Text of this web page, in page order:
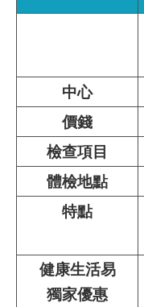
中心
價錢
檢查項目
體檢地點
特點
健康生活易
獨家優惠